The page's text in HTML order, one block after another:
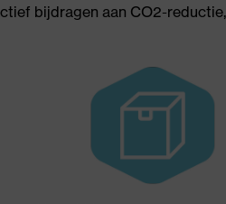
bijdragen aan CO2-